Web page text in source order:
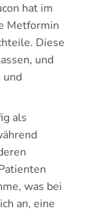
hat im
Metformin
Diese
und
als
was bei
an, eine